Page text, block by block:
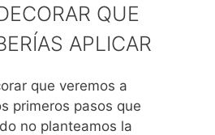
QUE
APLICAR
que veremos a
primeros pasos que
no planteamos la